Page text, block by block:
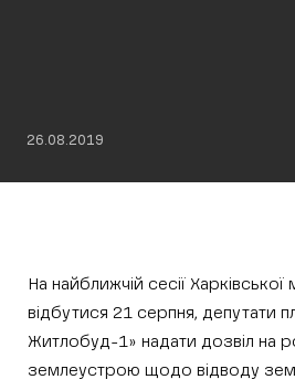
26.08.2019
На найближчій сесії
відбутися 21 серпня, депутати
Житлобуд-1» надати дозвіл на
землеустрою щодо відводу